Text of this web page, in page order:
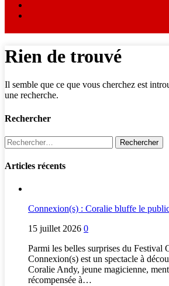
Rien de trouvé
Il semble que ce que vous cherchez est
une recherche.
Rechercher
Rechercher :
Articles récents
Connexion(s) : Coralie bluffe le
15 juillet 2026 0
Parmi les belles surprises du Festival
Connexion(s) est un spectacle à
Coralie Andy, jeune magicienne,
récompensée à…